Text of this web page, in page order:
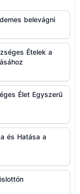
belevágni
Ételek a
Élet Egyszerű
és Hatása a